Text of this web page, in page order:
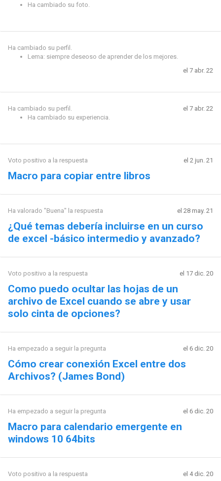
Ha cambiado su foto.
Ha cambiado su perfil.
Lema: siempre deseoso de aprender de los mejores.
el 7 abr. 22
Ha cambiado su perfil.
Ha cambiado su experiencia.
el 7 abr. 22
Voto positivo a la respuesta el 2 jun. 21
Macro para copiar entre libros
Ha valorado "Buena" la respuesta el 28 may. 21
¿Qué temas debería incluirse en un curso
de excel -básico intermedio y avanzado?
Voto positivo a la respuesta el 17 dic. 20
Como puedo ocultar las hojas de un
archivo de Excel cuando se abre y usar
solo cinta de opciones?
Ha empezado a seguir la pregunta el 6 dic. 20
Cómo crear conexión Excel entre dos
Archivos? (James Bond)
Ha empezado a seguir la pregunta el 6 dic. 20
Macro para calendario emergente en
windows 10 64bits
Voto positivo a la respuesta el 4 dic. 20